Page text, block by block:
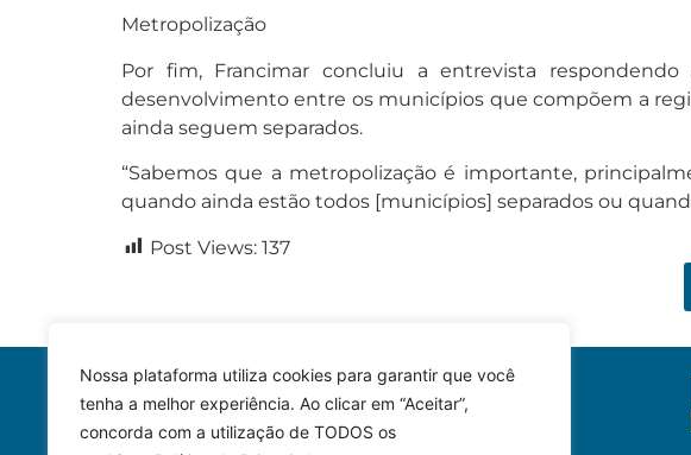
Nossa plataforma utiliza cookies para garantir que você
tenha a melhor experiência. Ao clicar em “Aceitar”,
concorda com a utilização de TODOS os
Metropolização
Por fim, Francimar concluiu a entrevista
desenvolvimento entre os municípios que compõem a
ainda seguem separados.
“Sabemos que a metropolização é importante,
quando ainda estão todos [municípios] separados ou
Post Views: 137